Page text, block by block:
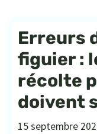
Erreurs
figuier :
récolte
doivent
15 septembre